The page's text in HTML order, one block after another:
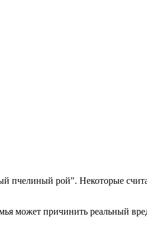
пчелиный рой". Некоторые
может причинить реальный